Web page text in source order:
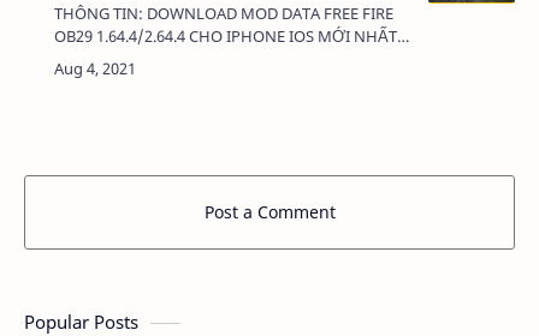
THÔNG TIN: DOWNLOAD MOD DATA FREE FIRE
OB29 1.64.4/2.64.4 CHO IPHONE IOS MỚI NHẤT -
DATA WALL HACK STONE - ĐI XUYÊN ĐÁ DUNG
Post a Comment
Popular Posts